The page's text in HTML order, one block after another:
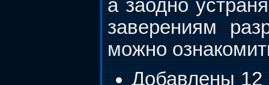
а заодно
заверениям
можно
Добавлены 12